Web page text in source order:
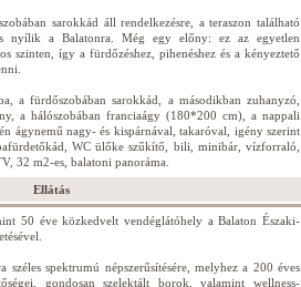
sarokkád áll rendelkezésre, a teraszon található
nyílik a Balatonra. Még egy előny: ez az egyetlen
szinten, így a fürdőzéshez, pihenéshez és a kényeztető
a fürdőszobában sarokkád, a másodikban zuhanyzó,
a hálószobában franciaágy (180*200 cm), a nappali
ágynemű nagy- és kispárnával, takaróval, igény szerint
WC ülőke szűkítő, bili, minibár, vízforraló,
32 m2-es, balatoni panoráma.
Ellátás
50 éve közkedvelt vendéglátóhely a Balaton Északi-
spektrumú népszerűsítésére, melyhez a 200 éves
gondosan szelektált borok, valamint wellness-